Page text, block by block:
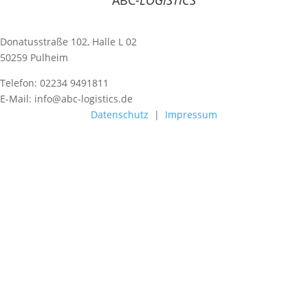
Donatusstraße 102, Halle L 02
50259 Pulheim
Telefon: 02234 9491811
E-Mail: info@abc-logistics.de
Datenschutz | Impressum